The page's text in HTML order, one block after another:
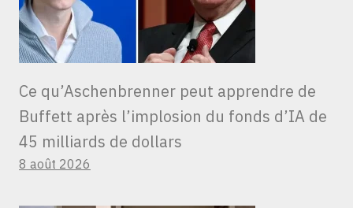
Ce qu’Aschenbrenner peut apprendre de
Buffett après l’implosion du fonds d’IA de
45 milliards de dollars
8 août 2026